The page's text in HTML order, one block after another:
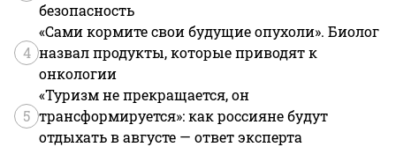
безопасность
4
«Сами кормите свои будущие опухоли». Биолог
назвал продукты, которые приводят к
онкологии
5
«Туризм не прекращается, он
трансформируется»: как россияне будут
отдыхать в августе — ответ эксперта